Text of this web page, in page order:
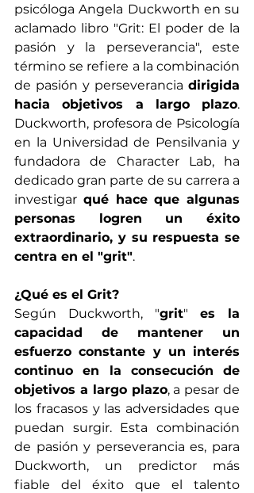
psicóloga Angela Duckworth en su
aclamado libro "Grit: El poder de la
pasión y la perseverancia", este
término se refiere a la combinación
de pasión y perseverancia dirigida
hacia objetivos a largo plazo.
Duckworth, profesora de Psicología
en la Universidad de Pensilvania y
fundadora de Character Lab, ha
dedicado gran parte de su carrera a
investigar qué hace que algunas
personas logren un éxito
extraordinario, y su respuesta se
centra en el "grit".
¿Qué es el Grit?
Según Duckworth, "grit" es la
capacidad de mantener un
esfuerzo constante y un interés
continuo en la consecución de
objetivos a largo plazo, a pesar de
los fracasos y las adversidades que
puedan surgir. Esta combinación
de pasión y perseverancia es, para
Duckworth, un predictor más
fiable del éxito que el talento